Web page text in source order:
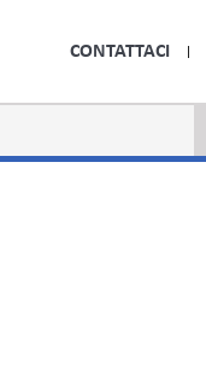
CONTATTACI